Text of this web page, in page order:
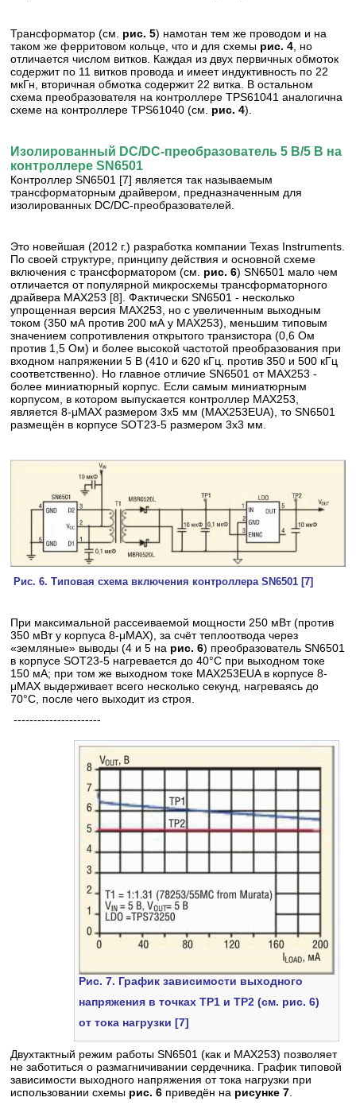
Трансформатор (см. рис. 5) намотан тем же проводом и на
таком же ферритовом кольце, что и для схемы рис. 4, но
отличается числом витков. Каждая из двух первичных обмоток
содержит по 11 витков провода и имеет индуктивность по 22
мкГн, вторичная обмотка содержит 22 витка. В остальном
схема преобразователя на контроллере TPS61041 аналогична
схеме на контроллере TPS61040 (см. рис. 4).
Изолированный DC/DC-преобразователь 5 В/5 В на
контроллере SN6501
Контроллер SN6501 [7] является так называемым
трансформаторным драйвером, предназначенным для
изолированных DC/DC-преобразователей.
Это новейшая (2012 г.) разработка компании Texas Instruments.
По своей структуре, принципу действия и основной схеме
включения с трансформатором (см. рис. 6) SN6501 мало чем
отличается от популярной микросхемы трансформаторного
драйвера МАХ253 [8]. Фактически SN6501 - несколько
упрощенная версия МАХ253, но с увеличенным выходным
током (350 мА против 200 мА у МАХ253), меньшим типовым
значением сопротивления открытого транзистора (0,6 Ом
против 1,5 Ом) и более высокой частотой преобразования при
входном напряжении 5 В (410 и 620 кГц. против 350 и 500 кГц
соответственно). Но главное отличие SN6501 от МАХ253 -
более миниатюрный корпус. Если самым миниатюрным
корпусом, в котором выпускается контроллер МАХ253,
является 8-μМАХ размером 3x5 мм (MAX253EUA), то SN6501
размещён в корпусе SOT23-5 размером 3x3 мм.
Рис. 6. Типовая схема включения контроллера SN6501 [7]
При максимальной рассеиваемой мощности 250 мВт (против
350 мВт у корпуса 8-μМАХ), за счёт теплоотвода через
«земляные» выводы (4 и 5 на рис. 6) преобразователь SN6501
в корпусе SOT23-5 нагревается до 40°С при выходном токе
150 мА; при том же выходном токе MAX253EUA в корпусе 8-
μМАХ выдерживает всего несколько секунд, нагреваясь до
70°С, после чего выходит из строя.
----------------------
Рис. 7. График зависимости выходного
напряжения в точках ТР1 и ТР2 (см. рис. 6)
от тока нагрузки [7]
Двухтактный режим работы SN6501 (как и МАХ253) позволяет
не заботиться о размагничивании сердечника. График типовой
зависимости выходного напряжения от тока нагрузки при
использовании схемы рис. 6 приведён на рисунке 7